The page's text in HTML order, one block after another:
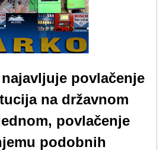
povlačenje
na državnom
povlačenje
podobnih